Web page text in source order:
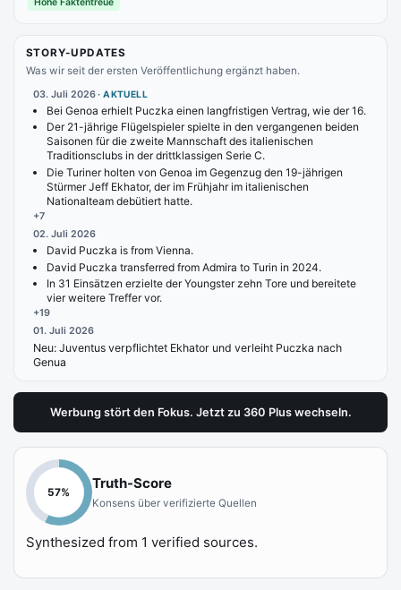
Hohe Faktentreue
STORY-UPDATES
Was wir seit der ersten Veröffentlichung ergänzt haben.
03. Juli 2026·AKTUELL
Bei Genoa erhielt Puczka einen langfristigen Vertrag, wie der 16.
Der 21-jährige Flügelspieler spielte in den vergangenen beiden
Saisonen für die zweite Mannschaft des italienischen
Traditionsclubs in der drittklassigen Serie C.
Die Turiner holten von Genoa im Gegenzug den 19-jährigen
Stürmer Jeff Ekhator, der im Frühjahr im italienischen
Nationalteam debütiert hatte.
+7
02. Juli 2026
David Puczka is from Vienna.
David Puczka transferred from Admira to Turin in 2024.
In 31 Einsätzen erzielte der Youngster zehn Tore und bereitete
vier weitere Treffer vor.
+19
01. Juli 2026
Neu: Juventus verpflichtet Ekhator und verleiht Puczka nach
Genua
Werbung stört den Fokus. Jetzt zu 360 Plus wechseln.
57%
Truth-Score
Konsens über verifizierte Quellen
Synthesized from 1 verified sources.